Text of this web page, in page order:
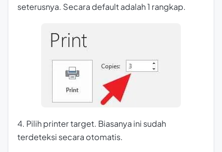
seterusnya. Secara default adalah 1 rangkap.
4. Pilih printer target. Biasanya ini sudah
terdeteksi secara otomatis.